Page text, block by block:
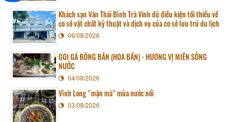
Khách sạn Văn Thái Bình Trà Vinh đủ điều kiện tối thiểu về
cơ sở vật chất kỹ thuật và dịch vụ của cơ sở lưu trú du lịch
06/08/2026
GỎI GÀ BÔNG BẦN (HOA BẦN) - HƯƠNG VỊ MIỀN SÔNG
NƯỚC
04/08/2026
Vĩnh Long “mặn mà” mùa nước nổi
03/08/2026